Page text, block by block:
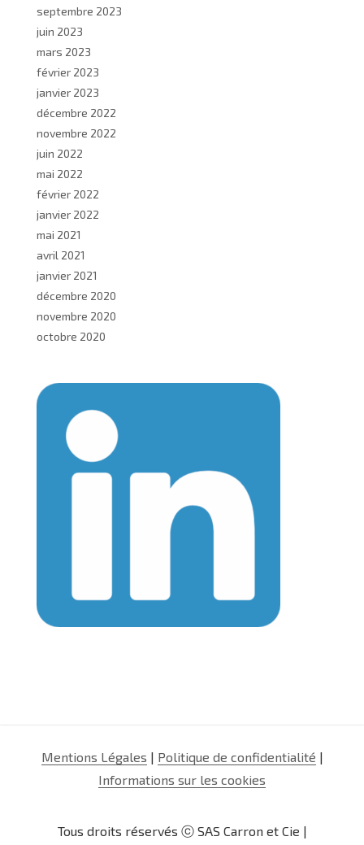
septembre 2023
juin 2023
mars 2023
février 2023
janvier 2023
décembre 2022
novembre 2022
juin 2022
mai 2022
février 2022
janvier 2022
mai 2021
avril 2021
janvier 2021
décembre 2020
novembre 2020
octobre 2020
Mentions Légales | Politique de confidentialité |
Informations sur les cookies
Tous droits réservés ⓒ SAS Carron et Cie |